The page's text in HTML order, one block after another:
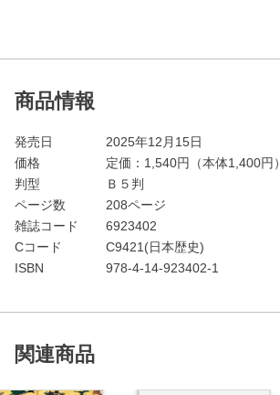
商品情報
発売日
2025年12月15日
価格
定価： 1,540円（本体1,400円）
判型
Ｂ５判
ページ数
208ページ
雑誌コード
6923402
Cコード
C9421(日本歴史)
ISBN
978-4-14-923402-1
関連商品